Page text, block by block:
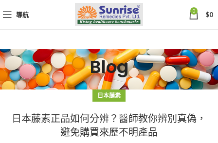
導航 0 $0
Blog
日本藤素
日本藤素正品如何分辨？醫師教你辨別真偽，
避免購買來歷不明產品